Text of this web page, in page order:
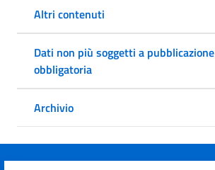
Altri contenuti
Dati non più soggetti a pubblicazione
obbligatoria
Archivio